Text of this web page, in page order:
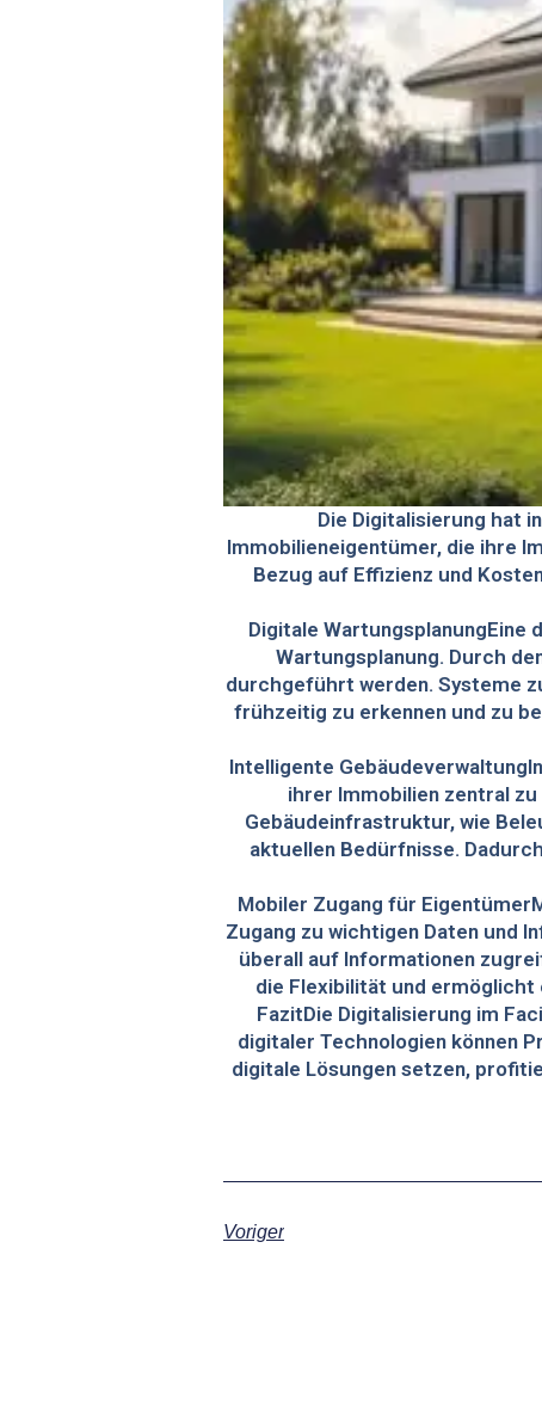
Die Digitalisierung hat
Immobilieneigentümer, die ihre
Bezug auf Effizienz und
Digitale
Wartungsplanung. Durch
durchgeführt werden. Systeme
frühzeitig zu erkennen und zu
Intelligente
ihrer Immobilien zentral
Gebäudeinfrastruktur, wie
aktuellen Bedürfnisse.
Mobiler Zugang für
Zugang zu wichtigen Daten und
überall auf Informationen
die Flexibilität und ermöglicht
FazitDie Digitalisierung im
digitaler Technologien können
digitale Lösungen setzen,
Voriger